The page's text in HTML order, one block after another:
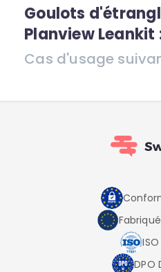
Goulots
Planview Leankit
Cas d'usage
DPO